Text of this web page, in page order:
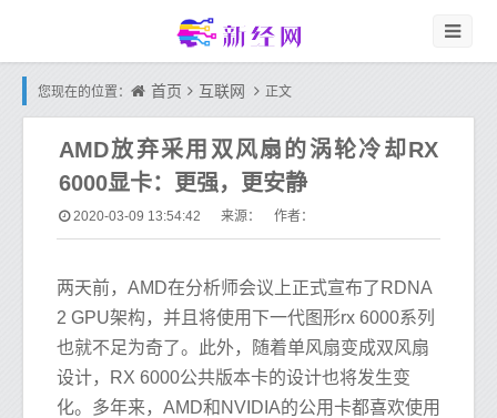
您现在的位置： 首页 互联网 正文
AMD放弃采用双风扇的涡轮冷却RX
6000显卡：更强，更安静
2020-03-09 13:54:42 来源： 作者：
两天前，AMD在分析师会议上正式宣布了RDNA
2 GPU架构，并且将使用下一代图形rx 6000系列
也就不足为奇了。此外，随着单风扇变成双风扇
设计，RX 6000公共版本卡的设计也将发生变
化。多年来，AMD和NVIDIA的公用卡都喜欢使用